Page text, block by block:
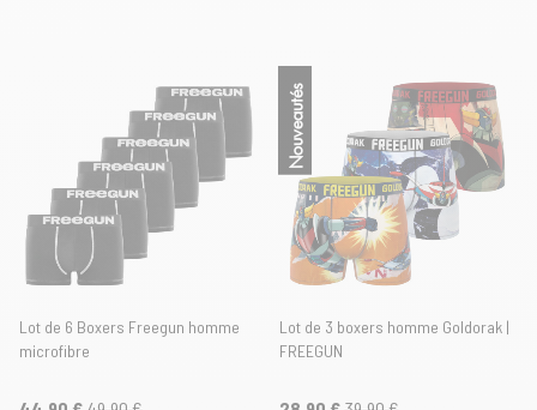
Lot de 6 Boxers Freegun homme
microfibre
Nouveautés
Lot de 3 boxers homme Goldorak |
FREEGUN